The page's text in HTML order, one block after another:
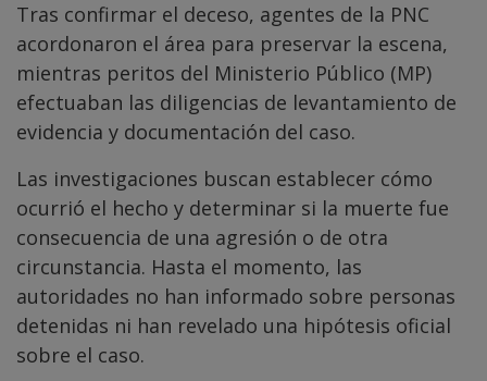
Tras confirmar el deceso, agentes de la PNC
acordonaron el área para preservar la escena,
mientras peritos del Ministerio Público (MP)
efectuaban las diligencias de levantamiento de
evidencia y documentación del caso.
Las investigaciones buscan establecer cómo
ocurrió el hecho y determinar si la muerte fue
consecuencia de una agresión o de otra
circunstancia. Hasta el momento, las
autoridades no han informado sobre personas
detenidas ni han revelado una hipótesis oficial
sobre el caso.